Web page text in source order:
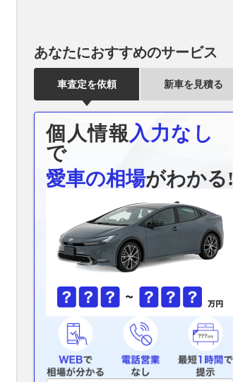
あなたにおすすめのサービス
車査定を依頼 新車を見積る
個人情報 入力なし
で
愛車の相場がわかる!